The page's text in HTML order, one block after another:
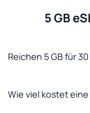
5 GB
Reichen 5 GB für
Wie viel kostet